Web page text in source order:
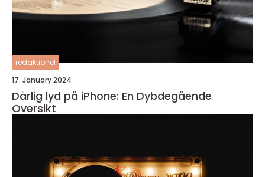
redaktionel
17. January 2024
Dårlig lyd på iPhone: En Dybdegående
Oversikt